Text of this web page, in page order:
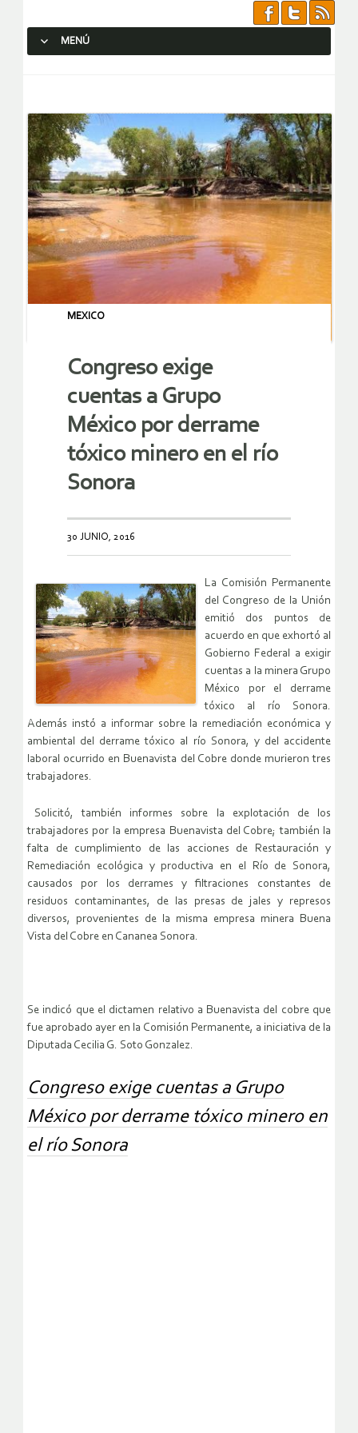
MENÚ
MEXICO
Congreso exige
cuentas a Grupo
México por derrame
tóxico minero en el río
Sonora
30 JUNIO, 2016
La Comisión Permanente
del Congreso de la Unión
emitió dos puntos de
acuerdo en que exhortó al
Gobierno Federal a exigir
cuentas a la minera Grupo
México por el derrame
tóxico al río Sonora.
Además instó a informar sobre la remediación económica y
ambiental del derrame tóxico al río Sonora, y del accidente
laboral ocurrido en Buenavista del Cobre donde murieron tres
trabajadores.
Solicitó, también informes sobre la explotación de los
trabajadores por la empresa Buenavista del Cobre; también la
falta de cumplimiento de las acciones de Restauración y
Remediación ecológica y productiva en el Río de Sonora,
causados por los derrames y filtraciones constantes de
residuos contaminantes, de las presas de jales y represos
diversos, provenientes de la misma empresa minera Buena
Vista del Cobre en Cananea Sonora.
Se indicó que el dictamen relativo a Buenavista del cobre que
fue aprobado ayer en la Comisión Permanente, a iniciativa de la
Diputada Cecilia G. Soto Gonzalez.
Congreso exige cuentas a Grupo
México por derrame tóxico minero en
el río Sonora